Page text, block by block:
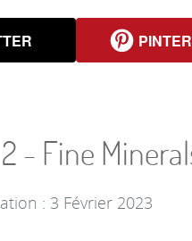
- Fine
: 3 Février 2023